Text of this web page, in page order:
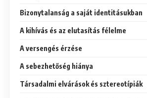
Bizonytalanság a saját identitásukban
A kihívás és az elutasítás félelme
A versengés érzése
A sebezhetőség hiánya
Társadalmi elvárások és sztereotípiák